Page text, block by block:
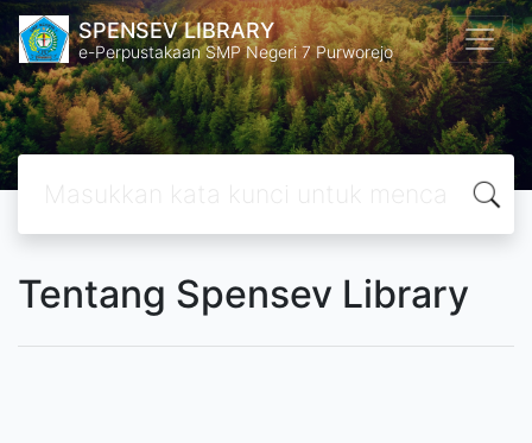
SPENSEV LIBRARY
e-Perpustakaan SMP Negeri 7 Purworejo
Tentang Spensev Library